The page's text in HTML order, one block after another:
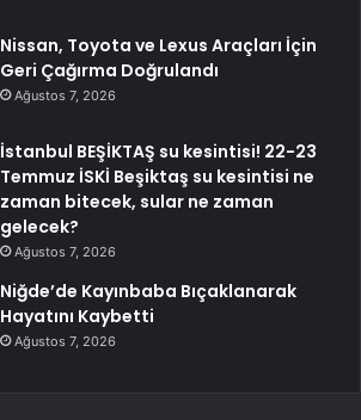
Nissan, Toyota ve Lexus Araçları İçin
Geri Çağırma Doğrulandı
Ağustos 7, 2026
İstanbul BEŞİKTAŞ su kesintisi! 22-23
Temmuz İSKİ Beşiktaş su kesintisi ne
zaman bitecek, sular ne zaman
gelecek?
Ağustos 7, 2026
Niğde’de Kayınbaba Bıçaklanarak
Hayatını Kaybetti
Ağustos 7, 2026